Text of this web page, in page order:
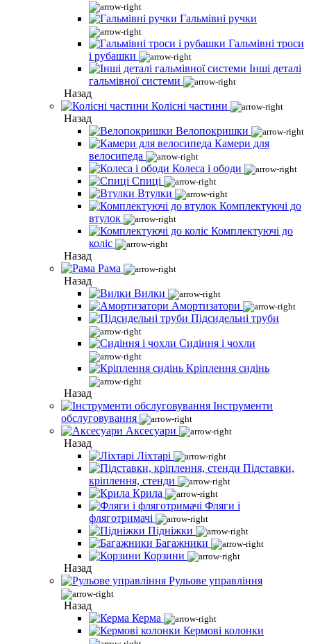
Гальмівні ручки
Гальмівні троси
і рубашки
Інші деталі
гальмівної системи
Назад
Колісні частини
Назад
Велопокришки
Камери для
велосипеда
Колеса і ободи
Спиці
Втулки
Комплектуючі до
втулок
Комплектуючі до
коліс
Назад
Рама
Назад
Вилки
Амортизатори
Підсидельні труби
Сидіння і чохли
Кріплення сидінь
Назад
Інструменти
обслуговування
Аксесуари
Назад
Ліхтарі
Підставки,
кріплення, стенди
Крила
Фляги і
фляготримачі
Підніжки
Багажники
Корзини
Назад
Рульове управління
Назад
Керма
Кермові колонки